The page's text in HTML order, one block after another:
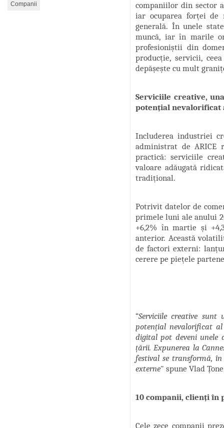
companiilor din sector
iar ocuparea forței de
generală. În unele
muncă, iar în marile
profesioniștii din
producție, servicii,
depășește cu mult
Serviciile creative,
potențial nevalorificat
Includerea industriei
administrat de ARICE
practică: serviciile
valoare adăugată
tradițional.
Potrivit datelor de
primele luni ale anului
+6,2% în martie și
anterior. Această
de factori externi:
cerere pe piețele
“Serviciile creative
potențial nevalorificat
digital pot deveni unele
țării. Expunerea la
festival se transformă,
externe" spune Vlad
10 companii, clienți în
Cele zece companii